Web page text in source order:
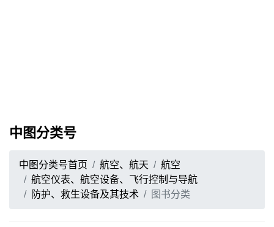
中图分类号
中图分类号首页 航空、航天
航空
航空仪表、航空设备、飞行控制与导航
防护、救生设备及其技术
图书分类